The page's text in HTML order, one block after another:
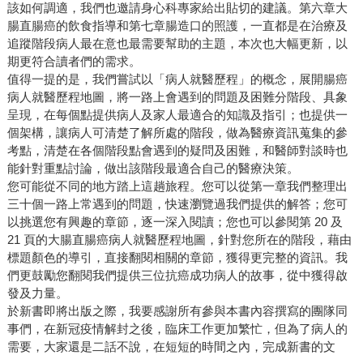
該如何調適，我們也邀請身心科專家給出貼切的建議。第六章大
腸直腸癌的飲食指導和第七章腸造口的照護，一直都是在治療及
追蹤階段病人最在意也最需要幫助的主題，本次也大幅更新，以
期更符合讀者們的需求。
值得一提的是，我們嘗試以「病人就醫歷程」的概念，展開腸癌
病人就醫歷程地圖，將一路上會遇到的問題及困難分階段、具象
呈現，在每個點提供病人及家人最適合的知識及指引；也提供一
個架構，讓病人可清楚了解所處的階段，做為醫療資訊蒐集的參
考點，清楚在各個階段點會遇到的疑問及困難，和醫師對談時也
能針對重點討論，做出該階段最適合自己的醫療決策。
您可能從不同的地方踏上這趟旅程。您可以從第一章我們整理出
三十個一路上常遇到的問題，快速瀏覽過我們提供的解答；您可
以挑選您有興趣的章節，逐一深入閱讀；您也可以參閱第 20 及
21 頁的大腸直腸癌病人就醫歷程地圖，針對您所在的階段，藉由
標題顏色的導引，直接翻閱相關的章節，獲得更完整的資訊。我
們更鼓勵您翻閱我們提供三位抗癌成功病人的故事，從中獲得啟
發及力量。
於新書即將出版之際，我要感謝所有參與本書內容撰寫的團隊同
事們，在新冠疫情解封之後，臨床工作更加繁忙，但為了病人的
需要，大家還是二話不說，在短短的時間之內，完成新書的文